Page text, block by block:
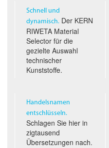
Schnell und
dynamisch.Der KERN
RIWETA Material
Selector für die
gezielte Auswahl
technischer
Kunststoffe.
Handelsnamen
entschlüsseln.
Schlagen Sie hier in
zigtausend
Übersetzungen nach.